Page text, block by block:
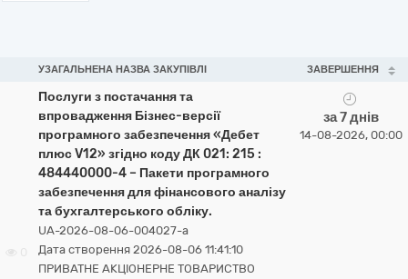
УЗАГАЛЬНЕНА НАЗВА ЗАКУПІВЛІ ЗАВЕРШЕННЯ
Послуги з постачання та
впровадження Бізнес-версії
програмного забезпечення «Дебет
плюс V12» згідно коду ДК 021: 215 :
484440000-4 – Пакети програмного
забезпечення для фінансового аналізу
та бухгалтерського обліку.
UA-2026-08-06-004027-a
Дата створення 2026-08-06 11:41:10
ПРИВАТНЕ АКЦІОНЕРНЕ ТОВАРИСТВО
за 7 днів
14-08-2026, 00:00